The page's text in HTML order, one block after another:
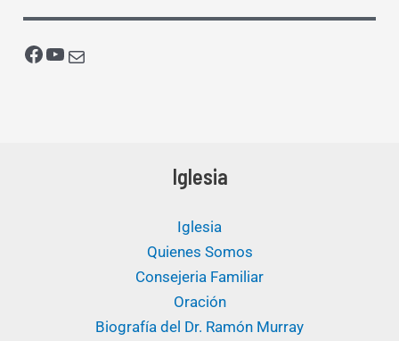
Iglesia
Iglesia
Quienes Somos
Consejeria Familiar
Oración
Biografía del Dr. Ramón Murray